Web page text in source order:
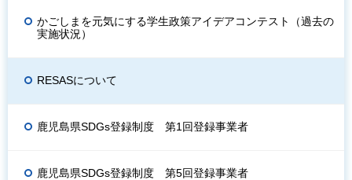
かごしまを元気にする学生政策アイデアコンテスト（過去の
実施状況）
RESASについて
鹿児島県SDGs登録制度 第1回登録事業者
鹿児島県SDGs登録制度 第5回登録事業者